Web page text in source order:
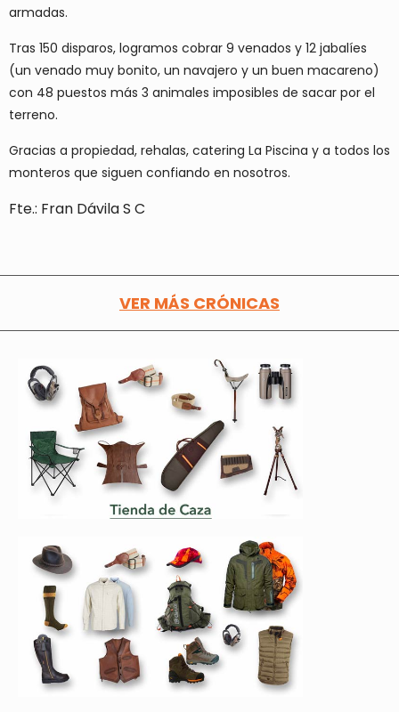
armadas.
Tras 150 disparos, logramos cobrar 9 venados y 12 jabalíes
(un venado muy bonito, un navajero y un buen macareno)
con 48 puestos más 3 animales imposibles de sacar por el
terreno.
Gracias a propiedad, rehalas, catering La Piscina y a todos los
monteros que siguen confiando en nosotros.
Fte.: Fran Dávila S C
VER MÁS CRÓNICAS